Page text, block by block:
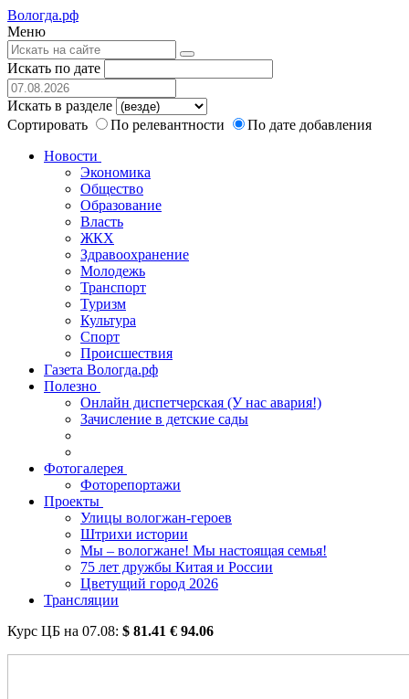
Вологда.рф
Меню
Искать по дате
Искать в разделе
Сортировать
По релевантности
По дате добавления
Новости
Экономика
Общество
Образование
Власть
ЖКХ
Здравоохранение
Молодежь
Транспорт
Туризм
Культура
Спорт
Происшествия
Газета Вологда.рф
Полезно
Онлайн диспетчерская (У нас авария!)
Зачисление в детские сады
Фотогалерея
Фоторепортажи
Проекты
Улицы вологжан-героев
Штрихи истории
Мы – вологжане! Мы настоящая семья!
75 лет дружбы Китая и России
Цветущий город 2026
Трансляции
Курс ЦБ на 07.08: $ 81.41 € 94.06